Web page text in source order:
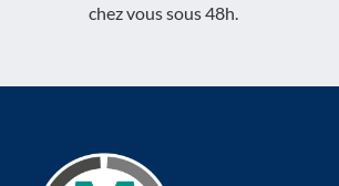
chez vous sous 48h.